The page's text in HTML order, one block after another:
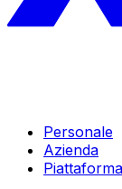
Personale
Azienda
Piattaforma